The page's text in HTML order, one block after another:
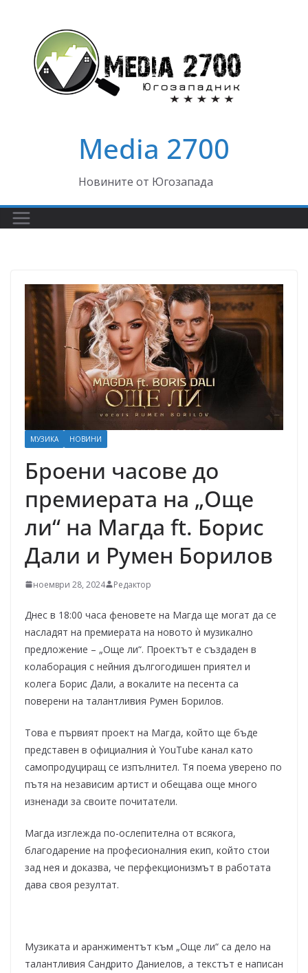
content
Media 2700
Новините от Югозапада
МУЗИКА НОВИНИ
Броени часове до
премиерата на „Още
ли“ на Магда ft. Борис
Дали и Румен Борилов
ноември 28, 2024 Редактор
Днес в 18:00 часа феновете на Магда ще могат да се
насладят на премиерата на новото ѝ музикално
предложение – „Още ли“. Проектът е създаден в
колаборация с нейния дългогодишен приятел и
колега Борис Дали, а вокалите на песента са
поверени на талантливия Румен Борилов.
Това е първият проект на Магда, който ще бъде
представен в официалния ѝ YouTube канал като
самопродуциращ се изпълнител. Тя поема уверено по
пътя на независим артист и обещава още много
изненади за своите почитатели.
Магда изглежда по-ослепителна от всякога,
благодарение на професионалния екип, който стои
зад нея и доказва, че перфекционизмът в работата
дава своя резултат.
Музиката и аранжиментът към „Още ли“ са дело на
талантливия Сандрито Даниелов, а текстът е написан